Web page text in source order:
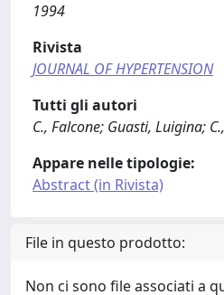
1994
Rivista
JOURNAL OF HYPERTENSION
Tutti gli autori
C., Falcone; Guasti, Luigina;
Appare nelle tipologie:
Abstract (in Rivista)
File in questo prodotto:
Non ci sono file associati a